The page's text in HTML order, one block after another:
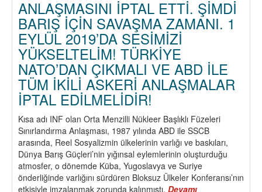
ANLAŞMASINI İPTAL ETTİ. ŞİMDİ
BARIŞ İÇİN SAVAŞMA ZAMANI. 1
EYLÜL 2019’DA SESİMİZİ
YÜKSELTELİM! TÜRKİYE
NATO’DAN ÇIKMALI VE ABD İLE
TÜM İKİLİ ASKERİ ANLAŞMALAR
İPTAL EDİLMELİDİR!
Kısa adı INF olan Orta Menzilli Nükleer Başlıklı Füzeleri
Sınırlandırma Anlaşması, 1987 yılında ABD ile SSCB
arasında, Reel Sosyalizmin ülkelerinin varlığı ve baskıları,
Dünya Barış Güçleri’nin yığınsal eylemlerinin oluşturduğu
atmosfer, o dönemde Küba, Yugoslavya ve Suriye
önderliğinde varlığını sürdüren Bloksuz Ülkeler Konferansı’nın
etkisiyle imzalanmak zorunda kalınmıştı. Devamı